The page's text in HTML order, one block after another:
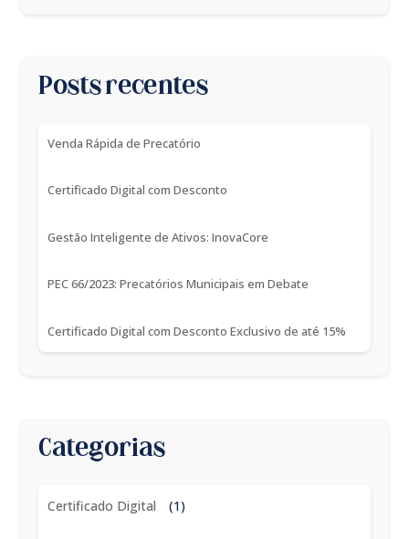
Posts recentes
Venda Rápida de Precatório
Certificado Digital com Desconto
Gestão Inteligente de Ativos: InovaCore
PEC 66/2023: Precatórios Municipais em Debate
Certificado Digital com Desconto Exclusivo de até 15%
Categorias
Certificado Digital (1)